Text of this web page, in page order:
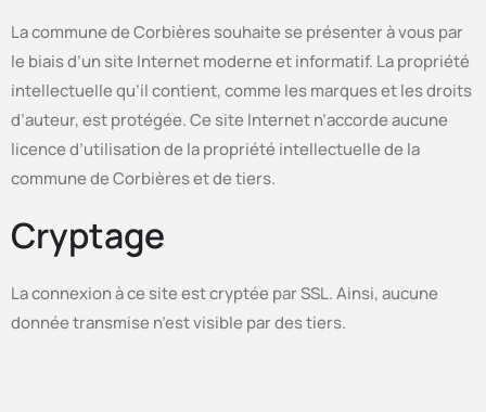
La commune de Corbières souhaite se présenter à vous par
le biais d’un site Internet moderne et informatif. La propriété
intellectuelle qu’il contient, comme les marques et les droits
d’auteur, est protégée. Ce site Internet n’accorde aucune
licence d’utilisation de la propriété intellectuelle de la
commune de Corbières et de tiers.
Cryptage
La connexion à ce site est cryptée par SSL. Ainsi, aucune
donnée transmise n’est visible par des tiers.